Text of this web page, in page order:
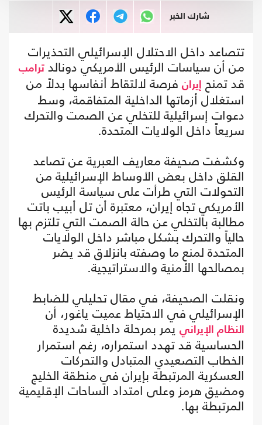
شارك الخبر
تتصاعد داخل الاحتلال الإسرائيلي التحذيرات
من أن سياسات الرئيس الأمريكي دونالد ترامب
قد تمنح إيران فرصة لالتقاط أنفاسها بدلاً من
استغلال أزماتها الداخلية المتفاقمة، وسط
دعوات إسرائيلية للتخلي عن الصمت والتحرك
سريعاً داخل الولايات المتحدة.
وكشفت صحيفة معاريف العبرية عن تصاعد
القلق داخل بعض الأوساط الإسرائيلية من
التحولات التي طرأت على سياسة الرئيس
الأمريكي تجاه إيران، معتبرة أن تل أبيب باتت
مطالبة بالتخلي عن حالة الصمت التي تلتزم بها
حالياً والتحرك بشكل مباشر داخل الولايات
المتحدة لمنع ما وصفته بانزلاق قد يضر
بمصالحها الأمنية والاستراتيجية.
ونقلت الصحيفة، في مقال تحليلي للضابط
الإسرائيلي في الاحتياط عميت ياغور، أن
النظام الإيراني يمر بمرحلة داخلية شديدة
الحساسية قد تهدد استمراره، رغم استمرار
الخطاب التصعيدي المتبادل والتحركات
العسكرية المرتبطة بإيران في منطقة الخليج
ومضيق هرمز وعلى امتداد الساحات الإقليمية
المرتبطة بها.